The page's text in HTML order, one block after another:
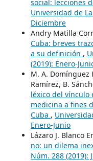
social: lecciones
Universidad de
Diciembre
Andry Matilla
Cuba: breves
a su definición ,
(2019): Enero-
M. A. Domínguez
Ramírez, B.
léxico del vínculo
medicina a fines
Cuba ,
Enero-Junio
Lázaro J. Blanco
no: un dilema
Núm. 288 (2019):